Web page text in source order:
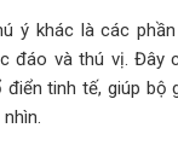
ý khác là các
đáo và thú vị. Đây
tinh tế, giúp bộ